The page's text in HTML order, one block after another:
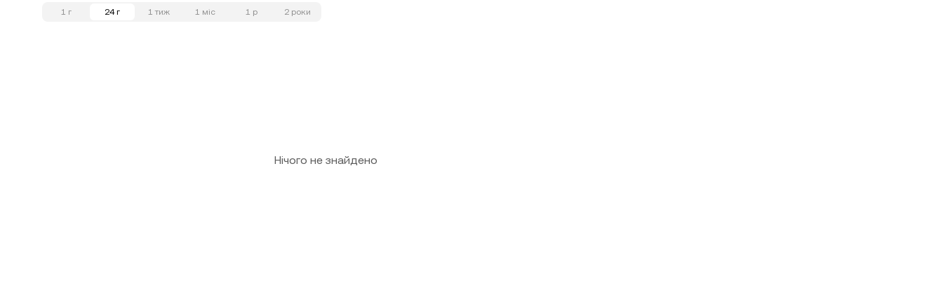
1 г 24 г 1 тиж 1 міс 1 р 2 роки
Нічого не знайдено